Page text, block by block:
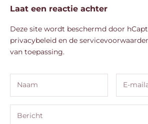
Laat een reactie achter
Deze site wordt beschermd door
privacybeleid en de
van toepassing.